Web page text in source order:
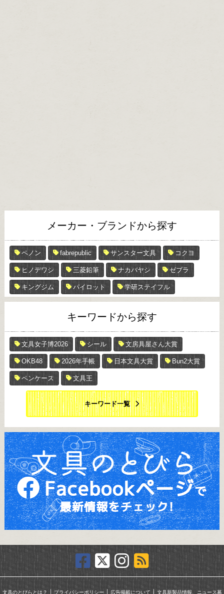
メーカー・ブランドから探す
ペノン fabrepublic サンスター文具 コクヨ
ヒノデワシ 三菱鉛筆 ナカバヤシ ゼブラ
キングジム パイロット 学研ステイフル
キーワードから探す
文具女子博2026 シール 文房具屋さん大賞
OKB48 2026年手帳 日本文具大賞 Bun2大賞
ペンケース 文具王
キーワード一覧
文具のとびらとは？ ｜ プライバシーポリシー｜ 広告掲載について ｜ 文具新製品情報、ニュース募